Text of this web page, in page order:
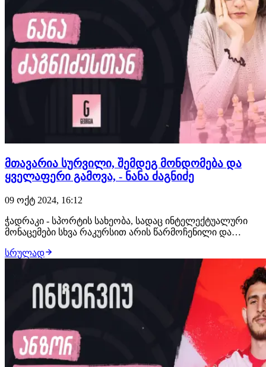
მთავარია სურვილი, შემდეგ მონდომება და
ყველაფერი გამოვა, - ნანა ძაგნიძე
09 ოქტ 2024, 16:12
ჭადრაკი - სპორტის სახეობა, სადაც ინტელექტუალური
მონაცემები სხვა რაკურსით არის წარმოჩენილი და
ახსენებენ, რომ პატარა საქართველოში ყველა ეპოქაში
ძლიერი მოჭადრაკეები არიან. ნონა გაფრინდაშვილის
სამშობლო გამუდმებით მსოფლიოს ჭადრაკის
ეპიცენტრში…
სრულად